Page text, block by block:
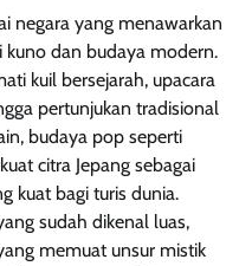
negara yang menawarkan
kuno dan budaya modern.
kuil bersejarah, upacara
pertunjukan tradisional
budaya pop seperti
citra Jepang sebagai
kuat bagi turis dunia.
sudah dikenal luas,
memuat unsur mistik